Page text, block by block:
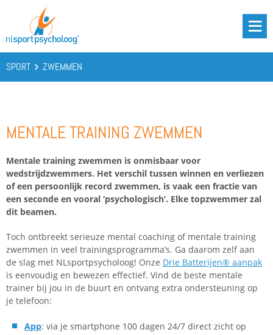
KENNIS
CONTACT
BOOST YOUR BATTERIES!
SPORT ZWEMMEN
MENTALE TRAINING ZWEMMEN
Mentale training zwemmen is onmisbaar voor
wedstrijdzwemmers. Het verschil tussen winnen en verliezen
of een persoonlijk record zwemmen, is vaak een fractie van
een seconde en vooral ‘psychologisch’. Elke topzwemmer zal
dit beamen.
Toch ontbreekt serieuze mental coaching of mentale training
zwemmen in veel trainingsprogramma’s. Ga daarom zelf aan
de slag met NLsportpsycholoog! Onze Drie Batterijen® aanpak
is eenvoudig en bewezen effectief. Vind de beste mentale
trainer bij jou in de buurt en ontvang extra ondersteuning op
je telefoon:
App: via je smartphone 100 dagen 24/7 direct zicht op